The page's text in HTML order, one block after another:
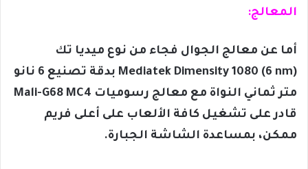
المعالج:
أما عن معالج الجوال فجاء من نوع ميديا تك
Mediatek Dimensity 1080 (6 nm) بدقة تصنيع 6 نانو
متر ثماني النواة مع معالج رسوميات Mali-G68 MC4
قادر على تشغيل كافة الألعاب على أعلى فريم
ممكن، بمساعدة الشاشة الجبارة.